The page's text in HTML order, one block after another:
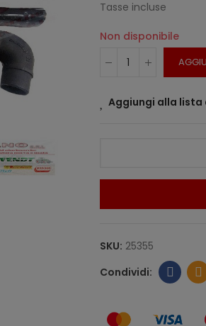
Tasse incluse
Non disponibile
Aggiungi alla lista
SKU: 25355